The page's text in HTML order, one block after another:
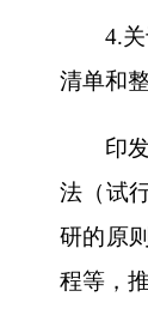
4.
清单和
印
法（试
研的原
程等，